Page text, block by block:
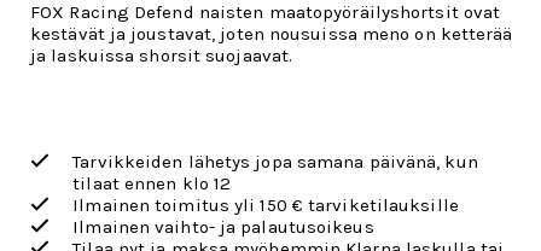
FOX Racing Defend naisten maatopyöräilyshortsit ovat
kestävät ja joustavat, joten nousuissa meno on ketterää
ja laskuissa shorsit suojaavat.
Tarvikkeiden lähetys jopa samana päivänä, kun
tilaat ennen klo 12
Ilmainen toimitus yli 150 € tarviketilauksille
Ilmainen vaihto- ja palautusoikeus